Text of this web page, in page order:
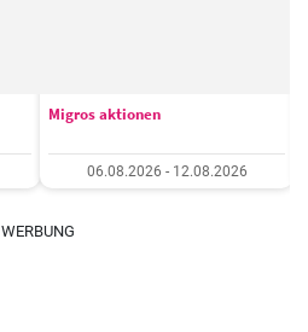
Migros aktionen
06.08.2026 - 12.08.2026
WERBUNG